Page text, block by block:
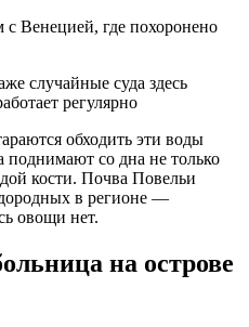
случайные суда здесь
регулярно
обходить эти воды
поднимают со дна не только
кости. Почва Повельи
в регионе —
овощи нет.
на острове